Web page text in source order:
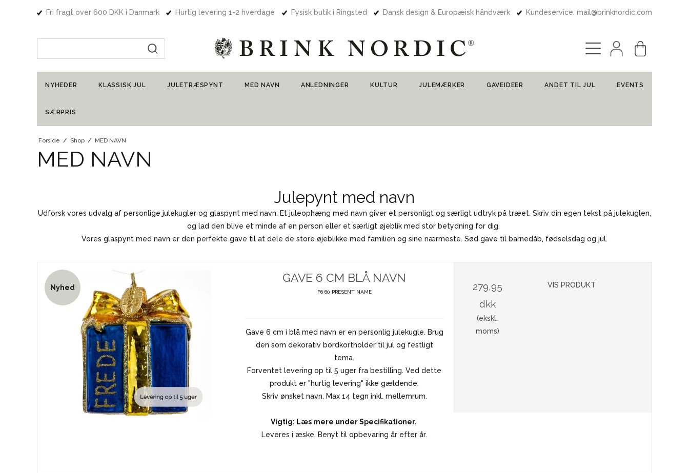
Fri fragt over 600 DKK i Danmark Hurtig levering 1-2 hverdage Fysisk butik i Ringsted Dansk design & Europæisk håndværk Kundeservice: mail@brinknordic.com
NYHEDER KLASSISK JUL JULETRÆSPYNT MED NAVN ANLEDNINGER KULTUR JULEMÆRKER GAVEIDEER ANDET TIL JUL EVENTS
SÆRPRIS
Forside / Shop / MED NAVN
MED NAVN
Julepynt med navn
Udforsk vores udvalg af personlige julekugler og glaspynt med navn. Et juleophæng med navn giver et personligt og særligt udtryk på træet. Skriv din egen tekst på julekuglen,
og lad den blive et minde af en person eller et særligt øjeblik med stor betydning for dig.
Vores glaspynt med navn er den perfekte gave til at dele de store øjeblikke med familien og sine nærmeste. Sød gave til barnedåb, fødselsdag og jul.
Nyhed
GAVE 6 CM BLÅ NAVN
F6 60 PRESENT NAME
Gave 6 cm i blå med navn er en personlig julekugle. Brug
den som dekorativ bordkortholder til jul og festligt
tema.
Forventet levering op til 5 uger fra bestilling. Ved dette
produkt er "hurtig levering" ikke gældende.
Skriv ønsket navn. Max 14 tegn inkl. mellemrum.
Vigtig: Læs mere under Specifikationer.
Leveres i æske. Benyt til opbevaring år efter år.
279,95
dkk
(ekskl.
moms)
VIS PRODUKT